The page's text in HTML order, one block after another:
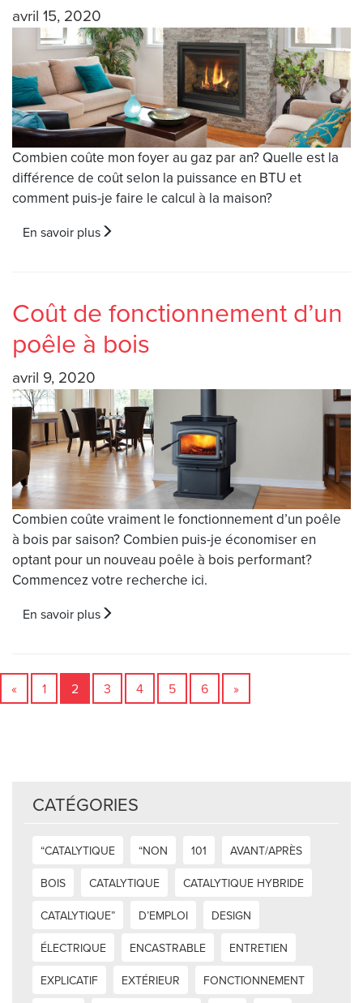
avril 15, 2020
Combien coûte mon foyer au gaz par an? Quelle est la
différence de coût selon la puissance en BTU et
comment puis-je faire le calcul à la maison?
En savoir plus
Coût de fonctionnement d’un
poêle à bois
avril 9, 2020
Combien coûte vraiment le fonctionnement d’un poêle
à bois par saison? Combien puis-je économiser en
optant pour un nouveau poêle à bois performant?
Commencez votre recherche ici.
En savoir plus
« 1 2 3 4 5 6 »
CATÉGORIES
“CATALYTIQUE “NON 101
AVANT/APRÈS
BOIS
CATALYTIQUE
CATALYTIQUE HYBRIDE
CATALYTIQUE”
D’EMPLOI
DESIGN
ÉLECTRIQUE
ENCASTRABLE
ENTRETIEN
EXPLICATIF
EXTÉRIEUR
FONCTIONNEMENT